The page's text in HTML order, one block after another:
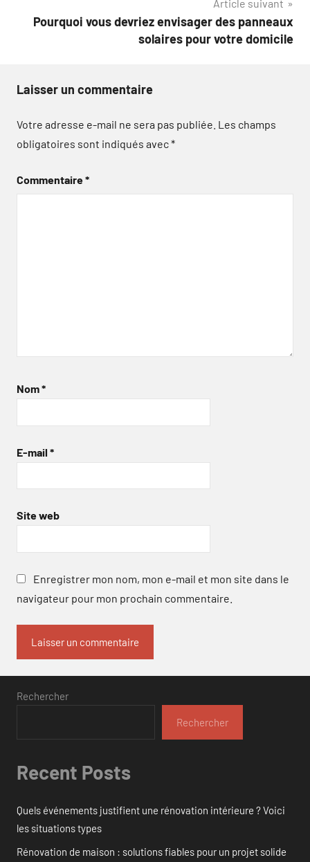
Article suivant
Pourquoi vous devriez envisager des panneaux
solaires pour votre domicile
Laisser un commentaire
Votre adresse e-mail ne sera pas publiée. Les champs
obligatoires sont indiqués avec*
Commentaire*
Nom*
E-mail *
Site web
Enregistrer mon nom, mon e-mail et mon site dans le
navigateur pour mon prochain commentaire.
Rechercher
Rechercher
Recent Posts
Quels événements justifient une rénovation intérieure ? Voici
les situations types
Rénovation de maison : solutions fiables pour un projet solide